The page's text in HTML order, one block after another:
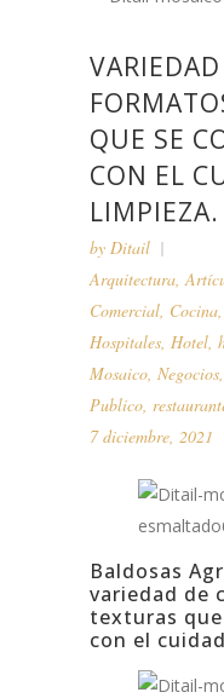
QUE SE
CON EL
LIMPIEZA.
by Ditail
Arquitectura,
Comercial, Cocina,
Hospitales, Hotel,
Mosaico, Negocios,
Publico,
7 diciembre, 2021
Baldosas
variedad de
texturas
con el